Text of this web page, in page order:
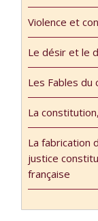
conçu
la revue
J’ai été
attristée
pas
sur
e.fr dont
est
Violence et
Le désir et le
Les Fables du
La
La fabrication
justice
française